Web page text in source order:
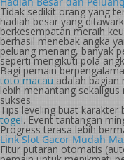
Tidak sedikit orang yang
hadiah besar yang
berkesempatan meraih
berhasil menebak angka
peluang menang, banyak
seperti mengikuti pola
Bagi pemain
toto macau adalah bagian
lebih menantang
sukses.
Tips leveling buat
togel. Event tantangan
Progress terasa lebih
Link Slot Gacor Mudah
Fitur putaran otomatis